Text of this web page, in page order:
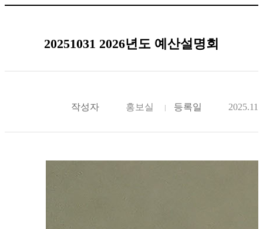
20251031 2026년도 예산설명회
작성자 홍보실 등록일